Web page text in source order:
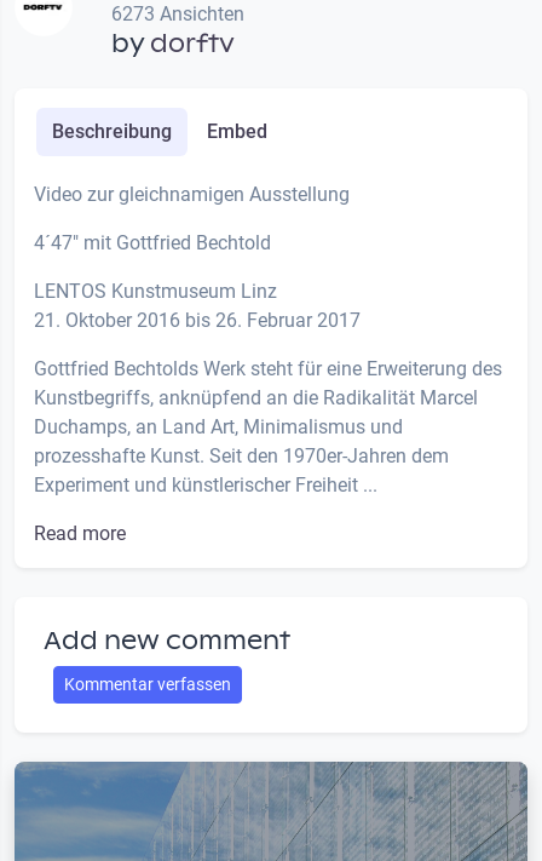
6273 Ansichten
bydorftv
Beschreibung Embed
Video zur gleichnamigen Ausstellung
4´47" mit Gottfried Bechtold
LENTOS Kunstmuseum Linz
21. Oktober 2016 bis 26. Februar 2017
Gottfried Bechtolds Werk steht für eine Erweiterung des
Kunstbegriffs, anknüpfend an die Radikalität Marcel
Duchamps, an Land Art, Minimalismus und
prozesshafte Kunst. Seit den 1970er-Jahren dem
Experiment und künstlerischer Freiheit ...
Read more
Add new comment
Kommentar verfassen